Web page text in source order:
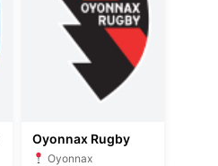
Oyonnax Rugby
Oyonnax